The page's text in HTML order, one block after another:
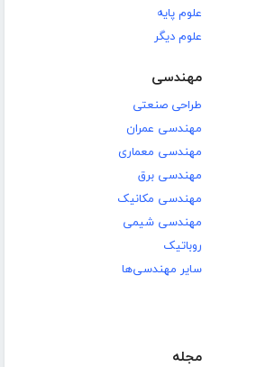
علوم پایه
علوم دیگر
مهندسی
طراحی صنعتی
مهندسی عمران
مهندسی معماری
مهندسی برق
مهندسی مکانیک
مهندسی شیمی
روباتیک
سایر مهندسی‌ها
مجله